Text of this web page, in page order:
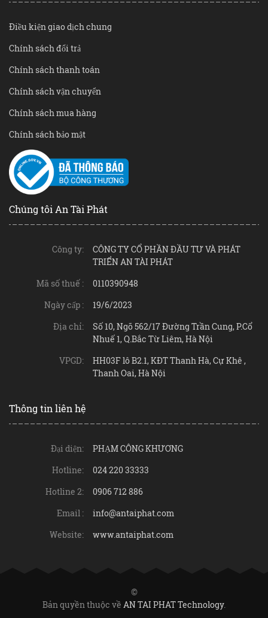
Điều kiện giao dịch chung
Chính sách đổi trả
Chính sách thanh toán
Chính sách vận chuyển
Chính sách mua hàng
Chính sách bảo mật
Chúng tôi An Tài Phát
Công ty:
CÔNG TY CỔ PHẦN ĐẦU TƯ VÀ PHÁT
TRIỂN AN TÀI PHÁT
Mã số thuế :
0110390948
Ngày cấp :
19/6/2023
Địa chỉ:
Số 10, Ngõ 562/17 Đường Trần Cung, P.Cổ
Nhuế 1, Q.Bắc Từ Liêm, Hà Nội
VPGD:
HH03F lô B2.1, KĐT Thanh Hà, Cự Khê ,
Thanh Oai, Hà Nội
Thông tin liên hệ
Đại diện:
PHẠM CÔNG KHƯƠNG
Hotline:
024 220 33333
Hotline 2:
0906 712 886
Email :
info@antaiphat.com
Website:
www.antaiphat.com
©
Bản quyền thuộc về AN TAI PHAT Technology.